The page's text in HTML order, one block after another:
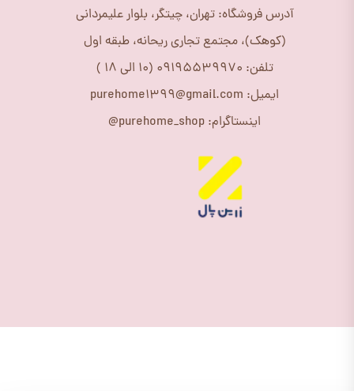
آدرس فروشگاه: تهران، چیتگر، بلوار علیمردانی
(کوهک)، مجتمع تجاری ریحانه، طبقه اول
تلفن: 09195539970 (10 الی 18 )
ایمیل: purehome1399@gmail.com
اینستاگرام: purehome_shop@